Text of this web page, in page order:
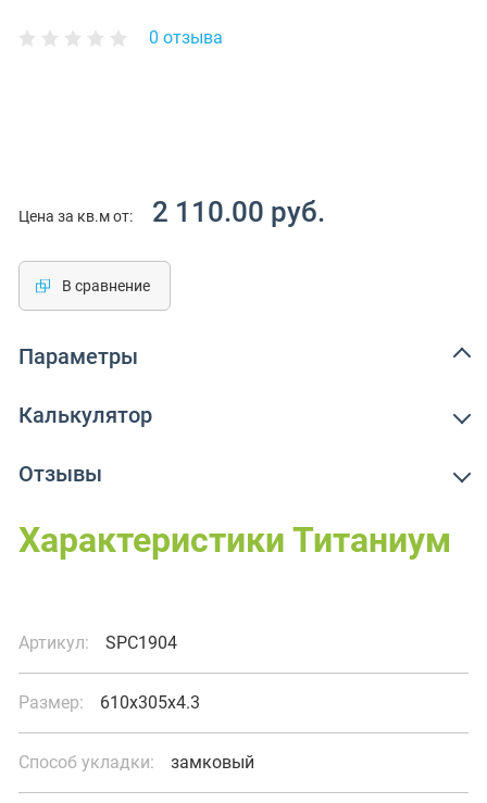
0 отзыва
Цена за кв.м от: 2 110.00 руб.
В сравнение
Параметры
Калькулятор
Отзывы
Характеристики Титаниум
Артикул: SPC1904
Размер: 610x305x4.3
Способ укладки: замковый